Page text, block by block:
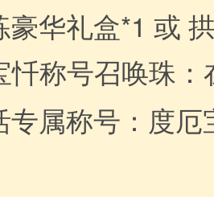
豪华礼盒*1 或
忏称号召唤珠 ：
专属称号：度厄